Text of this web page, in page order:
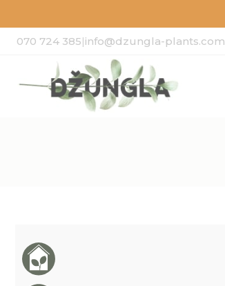
070 724 385|info@dzungla-plants.com